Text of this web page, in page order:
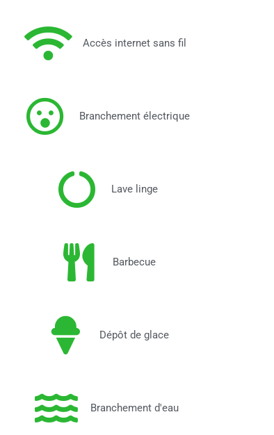
Accès internet sans fil
Branchement électrique
Lave linge
Barbecue
Dépôt de glace
Branchement d'eau